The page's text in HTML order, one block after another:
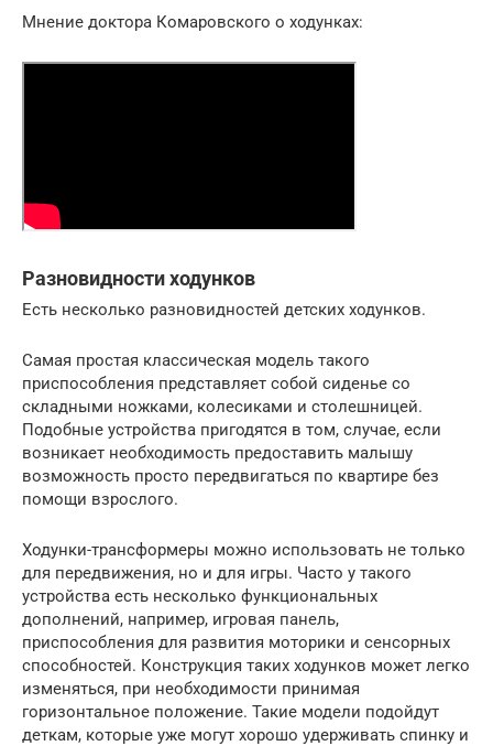
Мнение доктора Комаровского о ходунках:
Разновидности ходунков
Есть несколько разновидностей детских ходунков.
Самая простая классическая модель такого
приспособления представляет собой сиденье со
складными ножками, колесиками и столешницей.
Подобные устройства пригодятся в том, случае, если
возникает необходимость предоставить малышу
возможность просто передвигаться по квартире без
помощи взрослого.
Ходунки-трансформеры можно использовать не только
для передвижения, но и для игры. Часто у такого
устройства есть несколько функциональных
дополнений, например, игровая панель,
приспособления для развития моторики и сенсорных
способностей. Конструкция таких ходунков может легко
изменяться, при необходимости принимая
горизонтальное положение. Такие модели подойдут
деткам, которые уже могут хорошо удерживать спинку и